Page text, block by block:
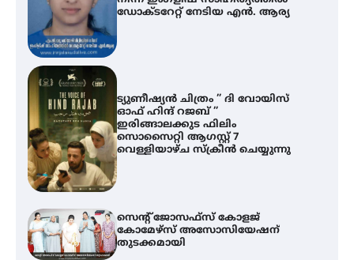
ഡോക്ടറേറ്റ് നേടിയ എൻ. ആര്യ
ട്യുണീഷ്യൻ ചിത്രം ” ദി വോയിസ്
ഓഫ് ഹിന്ദ് റജബ് ”
ഇരിങ്ങാലക്കുട ഫിലിം
സൊസൈറ്റി ആഗസ്റ്റ് 7
വെള്ളിയാഴ്ച സ്‌ക്രീൻ ചെയ്യുന്നു
സെന്റ് ജോസഫ്സ് കോളജ്
കോമേഴ്‌സ് അസോസിയേഷന്
തുടക്കമായി